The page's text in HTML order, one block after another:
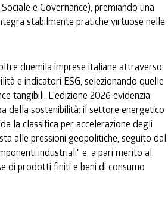
e Governance), premiando una
stabilmente pratiche virtuose nelle
duemila imprese italiane attraverso
e indicatori ESG, selezionando quelle
tangibili. L'edizione 2026 evidenzia
della sostenibilità: il settore energetico
la classifica per accelerazione degli
alle pressioni geopolitiche, seguito dal
industriali" e, a pari merito al
di prodotti finiti e beni di consumo